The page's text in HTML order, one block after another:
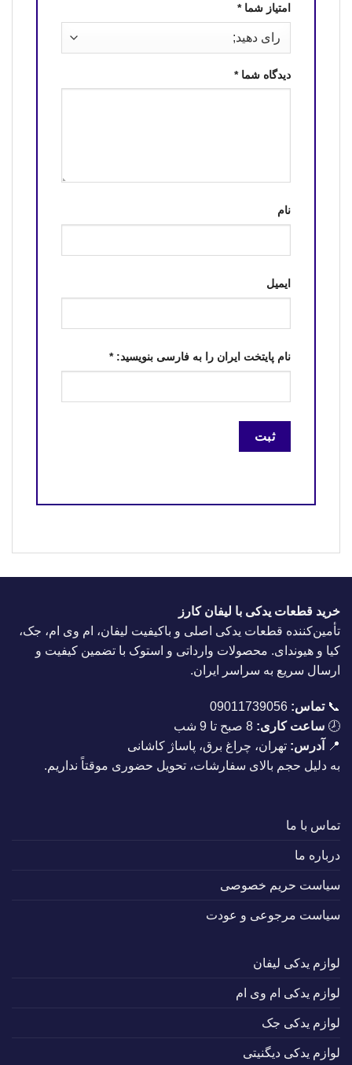
امتیاز شما*
دیدگاه شما*
نام
ایمیل
نام پایتخت ایران را به فارسی بنویسید:*
خرید قطعات یدکی با لیفان کارز
تأمین‌کننده قطعات یدکی اصلی و باکیفیت لیفان، ام وی ام، جک،
کیا و هیوندای. محصولات وارداتی و استوک با تضمین کیفیت و
ارسال سریع به سراسر ایران.
📞تماس: 09011739056
🕗 ساعت کاری:
📍
آدرس: تهران، چراغ برق، پاساژ کاشانی
به دلیل حجم بالای سفارشات، تحویل حضوری موقتاً نداریم.
تماس با ما
درباره ما
سیاست حریم خصوصی
سیاست مرجوعی و عودت
لوازم یدکی لیفان
لوازم یدکی ام وی ام
لوازم یدکی جک
لوازم یدکی دیگنیتی